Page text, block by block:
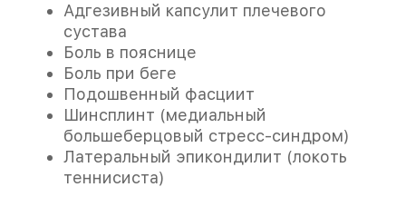
Адгезивный капсулит плечевого
сустава
Боль в пояснице
Боль при беге
Подошвенный фасциит
Шинсплинт (медиальный
большеберцовый стресс-синдром)
Латеральный эпикондилит (локоть
теннисиста)